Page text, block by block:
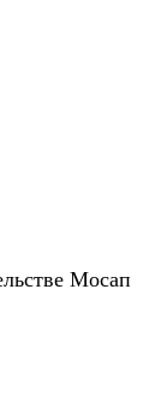
Мосап